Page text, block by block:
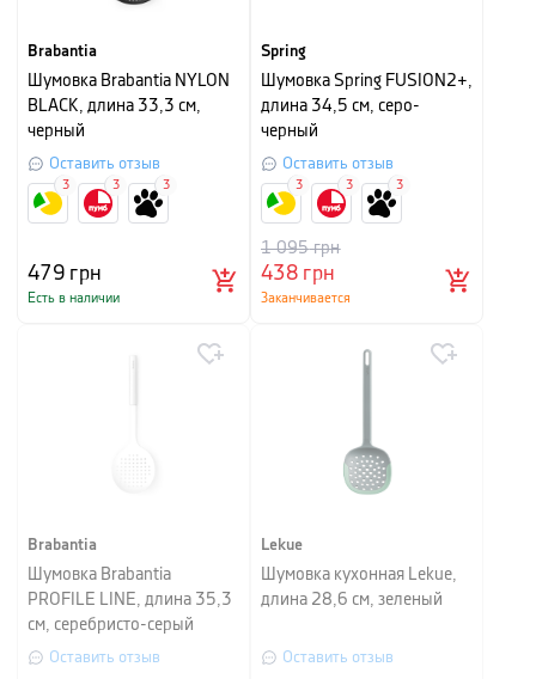
Brabantia
Шумовка Brabantia NYLON
BLACK, длина 33,3 см,
черный
Оставить отзыв
479грн
Есть в наличии
3 3 3
Spring
Шумовка Spring FUSION2+,
длина 34,5 см, серо-
черный
Оставить отзыв
438грн
1 095грн
Заканчивается
3 3 3
Brabantia
Шумовка Brabantia
PROFILE LINE, длина 35,3
см, серебристо-серый
Оставить отзыв
Lekue
Шумовка кухонная Lekue,
длина 28,6 см, зеленый
Оставить отзыв